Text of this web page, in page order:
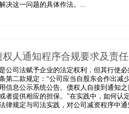
决这一问题的具体作法。...
人通知程序合规要求及责
公司法赋予企业的法定权利，但其行使
第二款规定：“公司应当自股东会作出
信息公示系统公告。债权人自接到通知
者提供相应的担保。”在实践中，如何
律规定与司法实践，对公司减资程序中